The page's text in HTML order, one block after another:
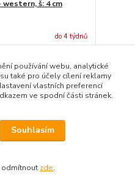
western, š: 4 cm
do 4 týdnů
používání webu, analytické
také pro účely cílení reklamy
vlastních preferencí
ve spodní části stránek.
Souhlasím
odmítnout zde.